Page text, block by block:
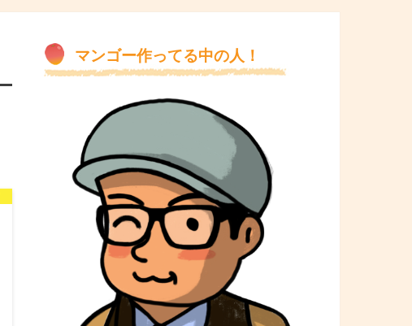
マンゴー作ってる中の人！